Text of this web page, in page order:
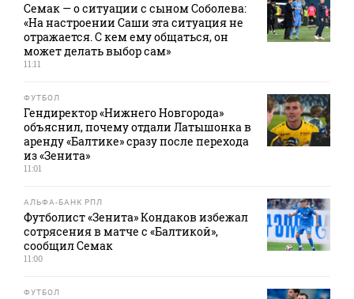
Семак — о ситуации с сыном Соболева:
«На настроении Саши эта ситуация не
отражается. С кем ему общаться, он
может делать выбор сам»
11:11
ФУТБОЛ
Гендиректор «Нижнего Новгорода»
объяснил, почему отдали Латышонка в
аренду «Балтике» сразу после перехода
из «Зенита»
11:01
АЛЬФА-БАНК РПЛ
Футболист «Зенита» Кондаков избежал
сотрясения в матче с «Балтикой»,
сообщил Семак
11:00
ФУТБОЛ